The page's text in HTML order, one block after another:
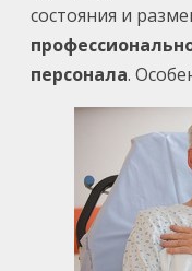
состояния и
персонала.